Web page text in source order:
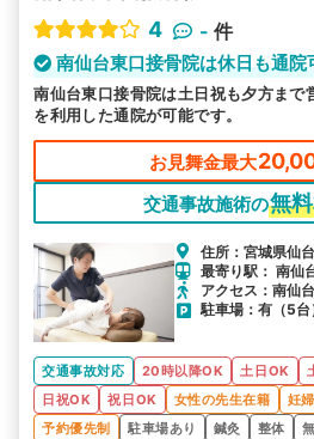
4
- 件
南仙台東口接骨院は休日も通院
南仙台東口接骨院は土日祝も夕方まで
を利用した通院が可能です。
お見舞金最大
交通事故施術の無
住所：宮城県仙
最寄り駅： 南仙
アクセス：南仙
駐車場：有（5台
交通事故対応 20時以降OK 土日OK
日祝OK
祝日OK 女性の先生在籍 妊
予約優先制
駐車場あり 鍼灸 整体